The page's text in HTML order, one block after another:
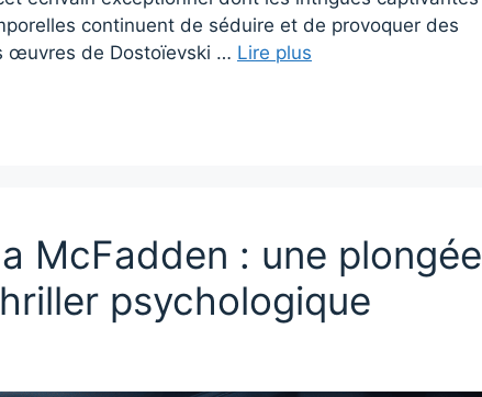
continuent de séduire et de provoquer des
œuvres de Dostoïevski … Lire plus
McFadden : une plongée
psychologique